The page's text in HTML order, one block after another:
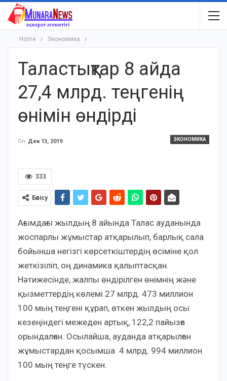
Home Экономика
Таластықтар 8 айда
27,4 млрд. теңгенің
өнімін өндірді
ЭКОНОМИКА
On Дек 13, 2019
333
Бөлісу
Ағымдағы жылдың 8 айында Талас ауданында
жоспарлы жұмыстар атқарылып, барлық сала
бойынша негізгі көрсеткіштердің өсіміне қол
жеткізіліп, оң динамика қалыптасқан.
Нәтижесінде, жалпы өндірілген өнімнің және
қызметтердің көлемі 27 млрд. 473 миллион
100 мың теңгені құрап, өткен жылдың осы
кезеңіндегі межеден артық, 122,2 пайызға
орындалған. Осылайша, ауданда атқарылған
жұмыстардан қосымша 4 млрд. 994 миллион
100 мың теңге түскен.